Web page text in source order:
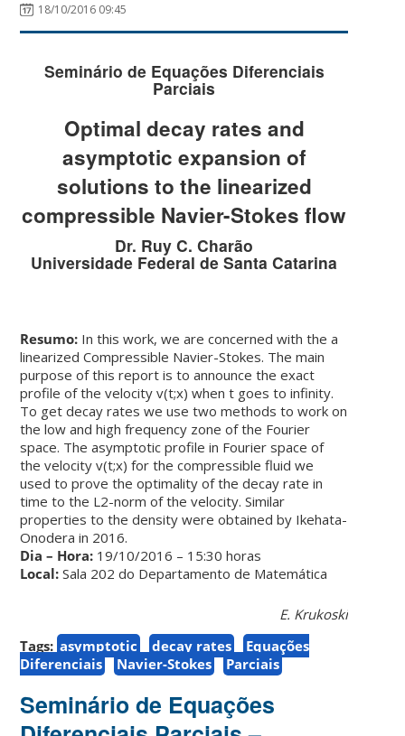
18/10/2016 09:45
Seminário de Equações Diferenciais
Parciais
Optimal decay rates and
asymptotic expansion of
solutions to the linearized
compressible Navier-Stokes flow
Dr. Ruy C. Charão
Universidade Federal de Santa Catarina
Resumo: In this work, we are concerned with the a
linearized Compressible Navier-Stokes. The main
purpose of this report is to announce the exact
profile of the velocity v(t;x) when t goes to infinity.
To get decay rates we use two methods to work on
the low and high frequency zone of the Fourier
space. The asymptotic profile in Fourier space of
the velocity v(t;x) for the compressible fluid we
used to prove the optimality of the decay rate in
time to the L2-norm of the velocity. Similar
properties to the density were obtained by Ikehata-
Onodera in 2016.
Dia – Hora: 19/10/2016 – 15:30 horas
Local:Sala 202 do Departamento de Matemática
E. Krukoski
Tags: asymptotic decay rates
Equações
Diferenciais
Navier-Stokes Parciais
Seminário de Equações